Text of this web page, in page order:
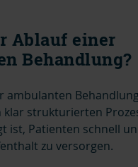
Ablauf einer
Behandlung?
ambulanten
klar strukturierten
ist, Patienten schnell
zu versorgen.